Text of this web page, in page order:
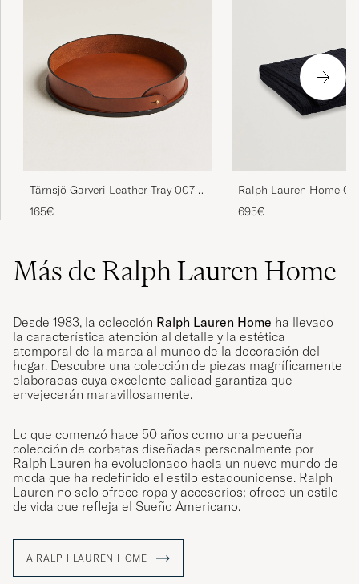
Tärnsjö Garveri Leather Tray 007
Light Brown
165€
Ralph Lauren Home
Cashmere Throw
695€
Más de Ralph Lauren Home
Desde 1983, la colección Ralph Lauren Home ha llevado
la característica atención al detalle y la estética
atemporal de la marca al mundo de la decoración del
hogar. Descubre una colección de piezas magníficamente
elaboradas cuya excelente calidad garantiza que
envejecerán maravillosamente.
Lo que comenzó hace 50 años como una pequeña
colección de corbatas diseñadas personalmente por
Ralph Lauren ha evolucionado hacia un nuevo mundo de
moda que ha redefinido el estilo estadounidense. Ralph
Lauren no solo ofrece ropa y accesorios; ofrece un estilo
de vida que refleja el Sueño Americano.
A RALPH LAUREN HOME